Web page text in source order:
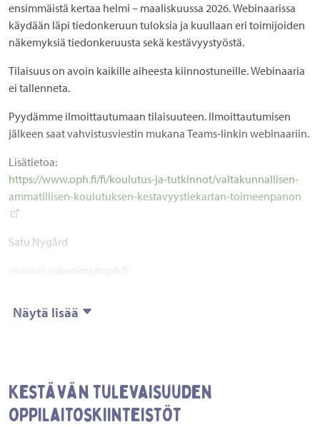
ensimmäistä kertaa helmi – maaliskuussa 2026. Webinaarissa
käydään läpi tiedonkeruun tuloksia ja kuullaan eri toimijoiden
näkemyksiä tiedonkeruusta sekä kestävyystyöstä.
Tilaisuus on avoin kaikille aiheesta kiinnostuneille. Webinaaria
ei tallenneta.
Pyydämme ilmoittautumaan tilaisuuteen. Ilmoittautumisen
jälkeen saat vahvistusviestin mukana Teams-linkin webinaariin.
Lisätietoa:
https://www.oph.fi/fi/koulutus-ja-tutkinnot/valtakunnallisen-
ammatillisen-koulutuksen-kestavyystiekartan-toimeenpanon
Satu Nygård
Näytä lisää
Kestävän tulevaisuuden
oppilaitoskiinteistöt